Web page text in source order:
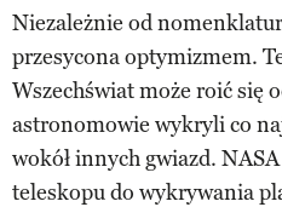
Niezależnie od
przesycona optymizmem.
Wszechświat może roić się
astronomowie wykryli co
wokół innych gwiazd.
teleskopu do wykrywania